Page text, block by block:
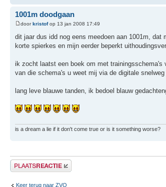
1001m doodgaan
doorkristofop 13 jan 2008 17:49
dit jaar dus idd nog eens meedoen aan 1001m,
korte spierkes en mijn eerder beperkt
ik zocht laatst een boek om met
van die schema's u weet mij via de digitale
lang leve blauwe tanden, ik bedoel blauw
is a dream a lie if it don't come true or is it something worse?
Plaats een reactie
Keer terug naar ZVO